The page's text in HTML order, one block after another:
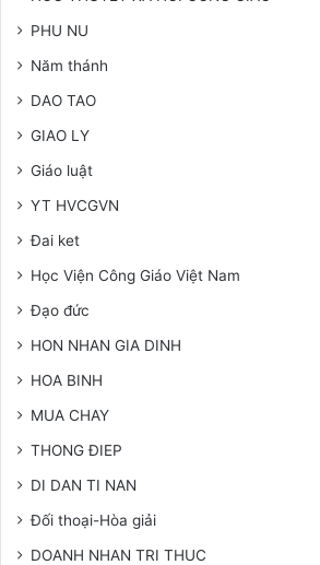
PHU NU
Năm thánh
DAO TAO
GIAO LY
Giáo luật
YT HVCGVN
Đai ket
Học Viện Công Giáo Việt Nam
Đạo đức
HON NHAN GIA DINH
HOA BINH
MUA CHAY
THONG ĐIEP
DI DAN TI NAN
Đối thoại-Hòa giải
DOANH NHAN TRI THUC